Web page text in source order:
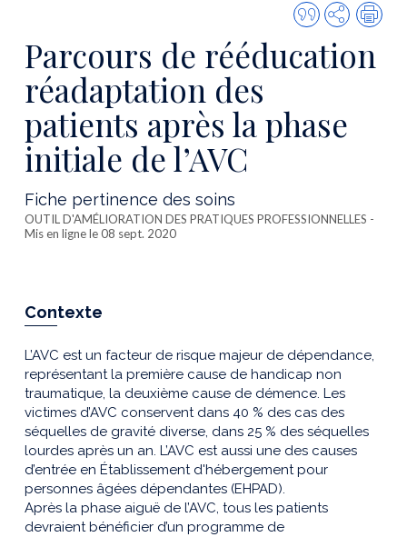
Citer
cette
publication
Partager
Parcours de rééducation
réadaptation des
patients après la phase
initiale de l’AVC
Fiche pertinence des soins
OUTIL D'AMÉLIORATION DES PRATIQUES PROFESSIONNELLES -
Mis en ligne le 08 sept. 2020
Contexte
L’AVC est un facteur de risque majeur de dépendance,
représentant la première cause de handicap non
traumatique, la deuxième cause de démence. Les
victimes d’AVC conservent dans 40 % des cas des
séquelles de gravité diverse, dans 25 % des séquelles
lourdes après un an. L’AVC est aussi une des causes
d’entrée en Établissement d'hébergement pour
personnes âgées dépendantes (EHPAD).
Après la phase aiguë de l’AVC, tous les patients
devraient bénéficier d’un programme de